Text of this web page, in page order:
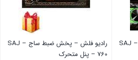
رادیو فلش – پخش ضبط ساج SAJ –
رادیو فلش – پخش ضبط ساج SAJ –
760 – پنل متحرک